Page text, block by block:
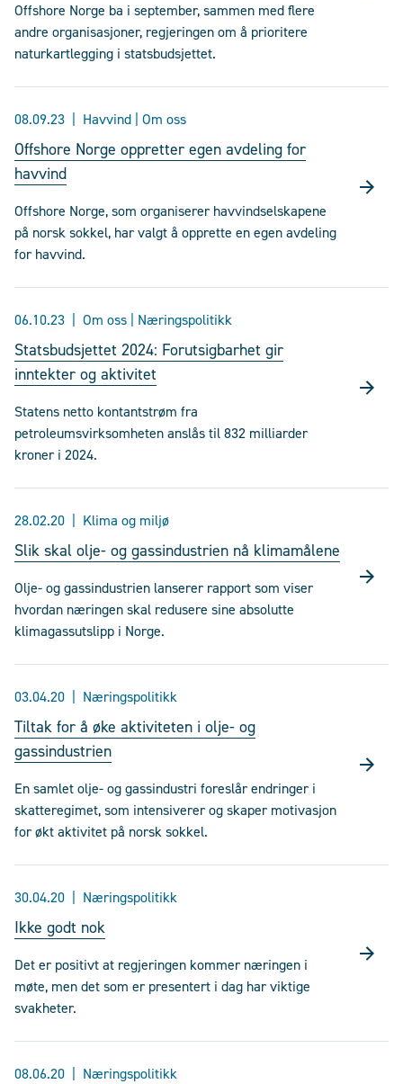
Offshore Norge ba i september, sammen med flere
andre organisasjoner, regjeringen om å prioritere
naturkartlegging i statsbudsjettet.
08.09.23 Havvind | Om oss
Offshore Norge oppretter egen avdeling for
havvind
Offshore Norge, som organiserer havvindselskapene
på norsk sokkel, har valgt å opprette en egen avdeling
for havvind.
06.10.23 Om oss | Næringspolitikk
Statsbudsjettet 2024: Forutsigbarhet gir
inntekter og aktivitet
Statens netto kontantstrøm fra
petroleumsvirksomheten anslås til 832 milliarder
kroner i 2024.
28.02.20 Klima og miljø
Slik skal olje- og gassindustrien nå klimamålene
Olje- og gassindustrien lanserer rapport som viser
hvordan næringen skal redusere sine absolutte
klimagassutslipp i Norge.
03.04.20 Næringspolitikk
Tiltak for å øke aktiviteten i olje- og
gassindustrien
En samlet olje- og gassindustri foreslår endringer i
skatteregimet, som intensiverer og skaper motivasjon
for økt aktivitet på norsk sokkel.
30.04.20 Næringspolitikk
Ikke godt nok
Det er positivt at regjeringen kommer næringen i
møte, men det som er presentert i dag har viktige
svakheter.
08.06.20 Næringspolitikk